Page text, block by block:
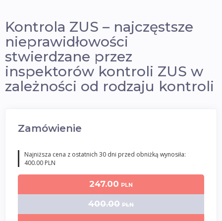
Kontrola ZUS – najczęstsze
nieprawidłowości
stwierdzane przez
inspektorów kontroli ZUS w
zależności od rodzaju kontroli
Zamówienie
Najniższa cena z ostatnich 30 dni przed obniżką wynosiła:
400.00 PLN
247.00 PLN
400.00 PLN